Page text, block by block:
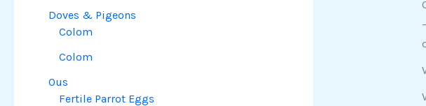
Doves & Pigeons
Colom
Colom
Ous
Fertile Parrot Eggs